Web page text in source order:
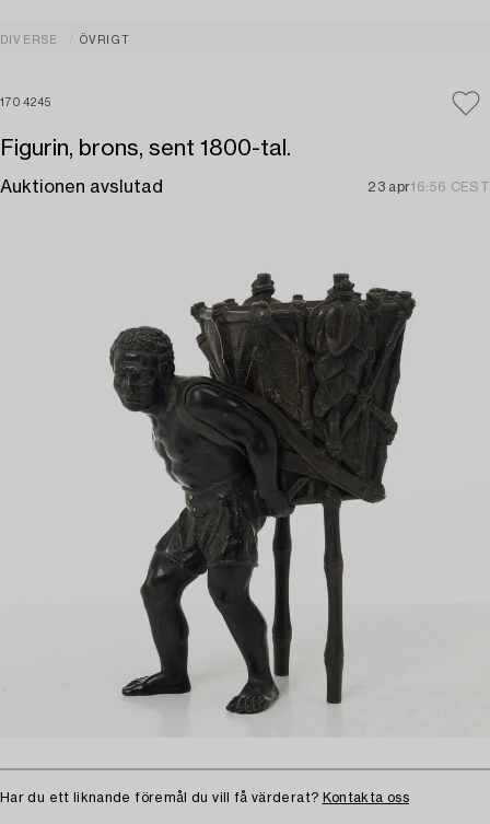
DIVERSE ÖVRIGT
1704245
Figurin, brons, sent 1800-tal.
Auktionen avslutad 23 apr16:56 CEST
Har du ett liknande föremål du vill få värderat? Kontakta oss